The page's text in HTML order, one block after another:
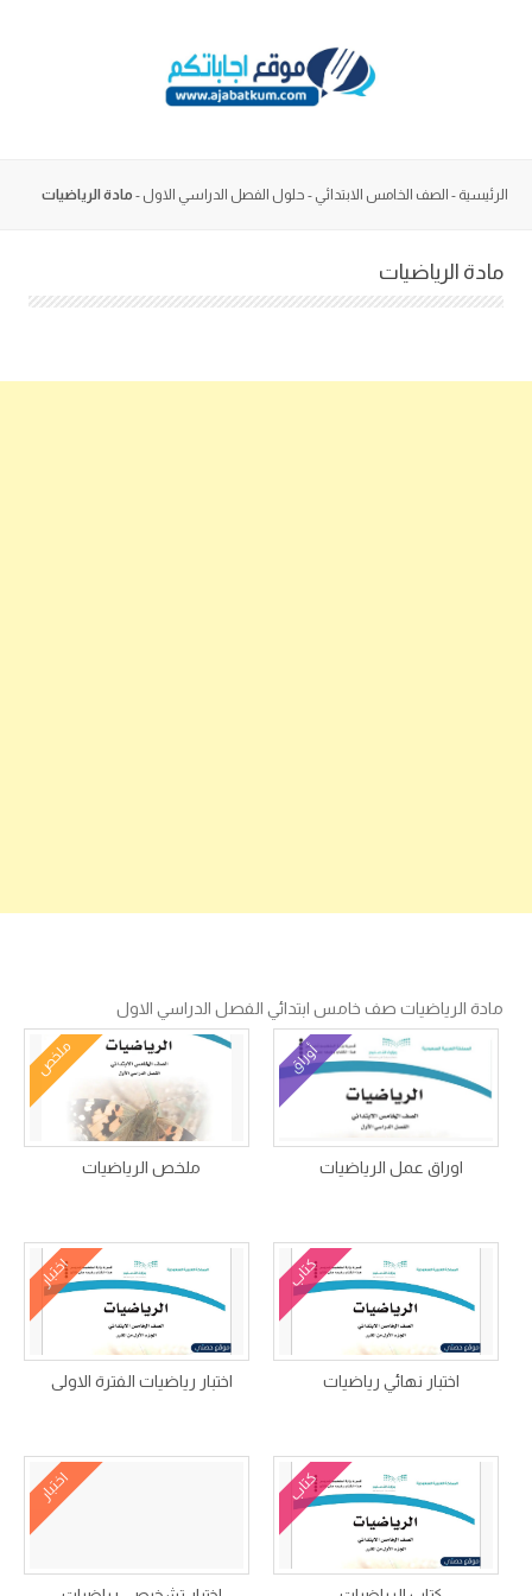
الرئيسية - الصف الخامس الابتدائي - حلول الفصل الدراسي الاول - مادة الرياضيات
مادة الرياضيات
مادة الرياضيات صف خامس ابتدائي الفصل الدراسي الاول
أوراق
اوراق عمل الرياضيات
ملخص
ملخص الرياضيات
كتاب
اختبار نهائي رياضيات
اختبار
اختبار رياضيات الفترة الاولى
كتاب اختبار